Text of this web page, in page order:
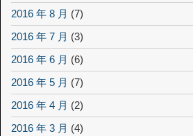
2016 年 8 月 (7)
2016 年 7 月 (3)
2016 年 6 月 (6)
2016 年 5 月 (7)
2016 年 4 月 (2)
2016 年 3 月 (4)